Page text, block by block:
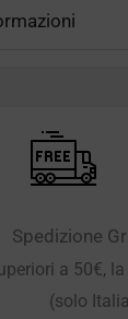
Spedizione
a 50€,
(solo